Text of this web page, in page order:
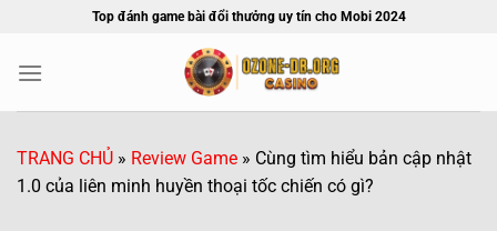
nội
Top đánh game bài đổi thưởng uy tín cho Mobi 2024
TRANG CHỦ » Review Game » Cùng tìm hiểu bản cập nhật
1.0 của liên minh huyền thoại tốc chiến có gì?